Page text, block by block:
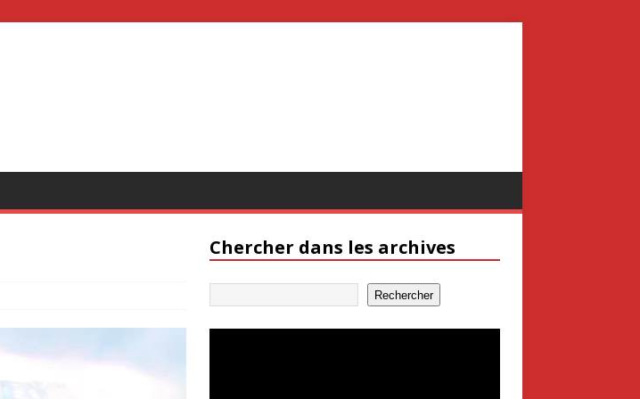
Chercher dans les archives
Rechercher